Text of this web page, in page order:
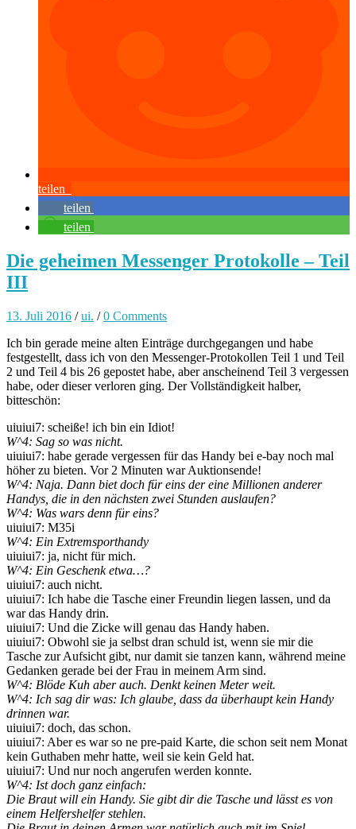
teilen
teilen
teilen
Die geheimen Messenger Protokolle – Teil
III
13. Juli 2016 /ui. /0 Comments
Ich bin gerade meine alten Einträge durchgegangen und habe
festgestellt, dass ich von den Messenger-Protokollen Teil 1 und Teil
2 und Teil 4 bis 26 gepostet habe, aber anscheinend Teil 3 vergessen
habe, oder dieser verloren ging. Der Vollständigkeit halber,
bitteschön:
uiuiui7: scheiße! ich bin ein Idiot!
W^4: Sag so was nicht.
uiuiui7: habe gerade vergessen für das Handy bei e-bay noch mal
höher zu bieten. Vor 2 Minuten war Auktionsende!
W^4: Naja. Dann biet doch für eins der eine Millionen anderer
Handys, die in den nächsten zwei Stunden auslaufen?
W^4: Was wars denn für eins?
uiuiui7: M35i
W^4: Ein Extremsporthandy
uiuiui7: ja, nicht für mich.
W^4: Ein Geschenk etwa…?
uiuiui7: auch nicht.
uiuiui7: Ich habe die Tasche einer Freundin liegen lassen, und da
war das Handy drin.
uiuiui7: Und die Zicke will genau das Handy haben.
uiuiui7: Obwohl sie ja selbst dran schuld ist, wenn sie mir die
Tasche zur Aufsicht gibt, nur damit sie tanzen kann, während meine
Gedanken gerade bei der Frau in meinem Arm sind.
W^4: Blöde Kuh aber auch. Denkt keinen Meter weit.
W^4: Ich sag dir was: Ich glaube, dass da überhaupt kein Handy
drinnen war.
uiuiui7: doch, das schon.
uiuiui7: Aber es war so ne pre-paid Karte, die schon seit nem Monat
kein Guthaben mehr hatte, weil sie kein Geld hat.
uiuiui7: Und nur noch angerufen werden konnte.
W^4: Ist doch ganz einfach:
Die Braut will ein Handy. Sie gibt dir die Tasche und lässt es von
einem Helfershelfer stehlen.